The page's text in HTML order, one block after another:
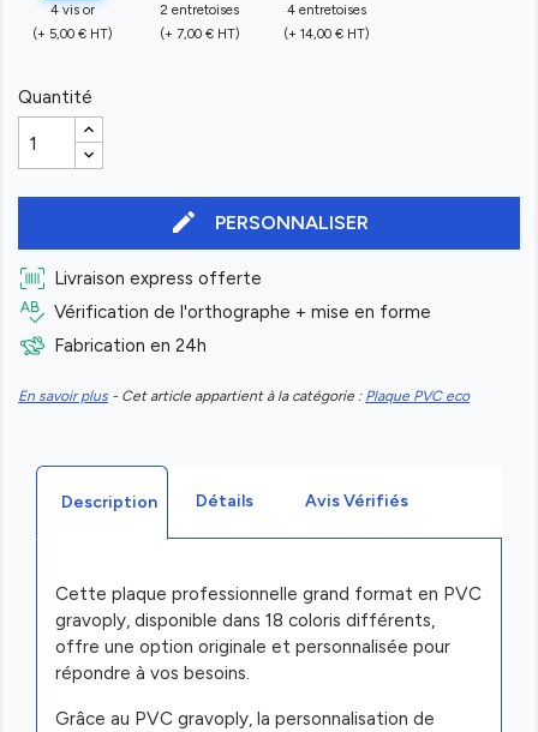
4 vis or
(+ 5,00 € HT)
2 entretoises
(+ 7,00 € HT)
4 entretoises
(+ 14,00 € HT)
Quantité
edit PERSONNALISER
Livraison express offerte
Vérification de l'orthographe + mise en forme
Fabrication en 24h
En savoir plus - Cet article appartient à la catégorie : Plaque PVC eco
Description Détails Avis Vérifiés
Cette plaque professionnelle grand format en PVC
gravoply, disponible dans 18 coloris différents,
offre une option originale et personnalisée pour
répondre à vos besoins.
Grâce au PVC gravoply, la personnalisation de